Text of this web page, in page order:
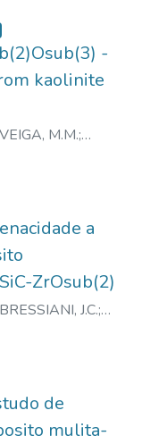
-
kaolinite
VEIGA, M.M.;
a
ZrOsub(2)
BRESSIANI, J.C.;
de
mulita-